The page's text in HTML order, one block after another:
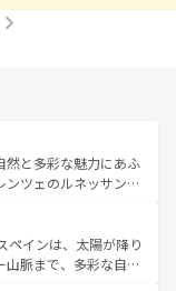
然と多彩な魅力にあふ
ンツェのルネッサンス
アマルフィ海岸の絶
光の合間には、本場の
理を堪能することも
ペインは、太陽が降り
脈まで、多彩な自然